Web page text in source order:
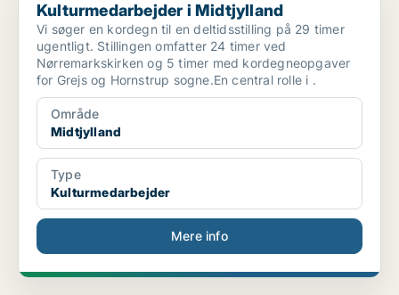
Kulturmedarbejder i Midtjylland
Vi søger en kordegn til en deltidsstilling på 29 timer
ugentligt. Stillingen omfatter 24 timer ved
Nørremarkskirken og 5 timer med kordegneopgaver
for Grejs og Hornstrup sogne.En central rolle i .
Område
Midtjylland
Type
Kulturmedarbejder
Mere info